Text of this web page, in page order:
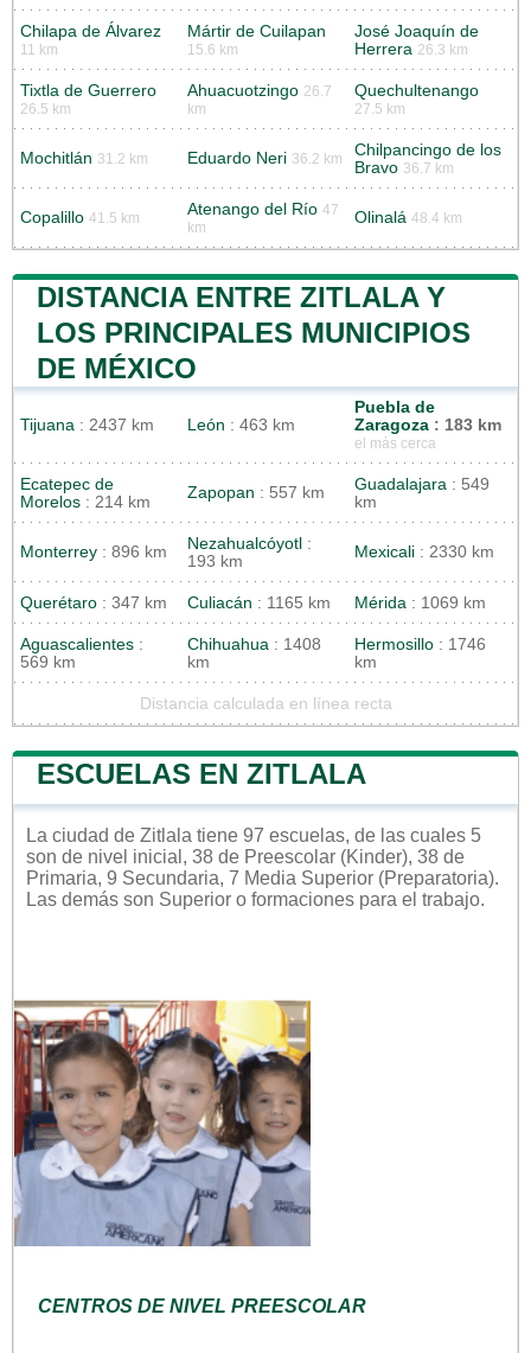
Chilapa de Álvarez
11 km
Mártir de Cuilapan
15.6 km
José Joaquín de
Herrera 26.3 km
Tixtla de Guerrero
26.5 km
Ahuacuotzingo 26.7
km
Quechultenango
27.5 km
Mochitlán 31.2 km Eduardo Neri 36.2 km
Chilpancingo de los
Bravo 36.7 km
Copalillo 41.5 km Atenango del Río 47
km
Olinalá 48.4 km
DISTANCIA ENTRE ZITLALA Y
LOS PRINCIPALES MUNICIPIOS
DE MÉXICO
Tijuana : 2437 km León : 463 km
Puebla de
Zaragoza : 183 km
el más cerca
Ecatepec de
Morelos : 214 km
Zapopan : 557 km Guadalajara : 549
km
Monterrey : 896 km Nezahualcóyotl :
193 km
Mexicali : 2330 km
Querétaro : 347 km Culiacán : 1165 km Mérida : 1069 km
Aguascalientes :
569 km
Chihuahua : 1408
km
Hermosillo : 1746
km
Distancia calculada en línea recta
ESCUELAS EN ZITLALA
La ciudad de Zitlala tiene 97 escuelas, de las cuales 5
son de nivel inicial, 38 de Preescolar (Kinder), 38 de
Primaria, 9 Secundaria, 7 Media Superior (Preparatoria).
Las demás son Superior o formaciones para el trabajo.
CENTROS DE NIVEL PREESCOLAR